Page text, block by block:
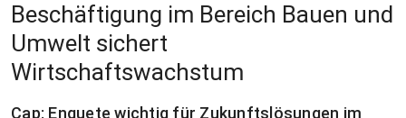
Beschäftigung im Bereich Bauen und
Umwelt sichert
Wirtschaftswachstum
Cap: Enquete wichtig für Zukunftslösungen im